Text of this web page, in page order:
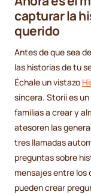
capturar la
querido
Antes de que sea
las historias de tu
Échale un vistazo
sincera. Storii es
familias a crear y
atesoren las
tres llamadas
preguntas sobre
mensajes entre los
pueden crear